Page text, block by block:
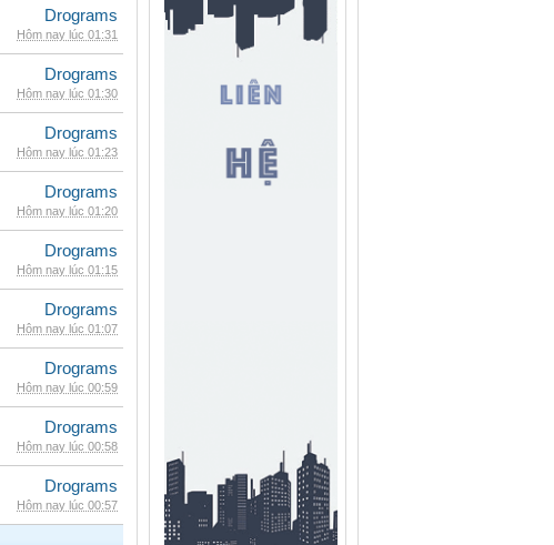
Drograms
Hôm nay lúc 01:31
Drograms
Hôm nay lúc 01:30
Drograms
Hôm nay lúc 01:23
Drograms
Hôm nay lúc 01:20
Drograms
Hôm nay lúc 01:15
Drograms
Hôm nay lúc 01:07
Drograms
Hôm nay lúc 00:59
Drograms
Hôm nay lúc 00:58
Drograms
Hôm nay lúc 00:57